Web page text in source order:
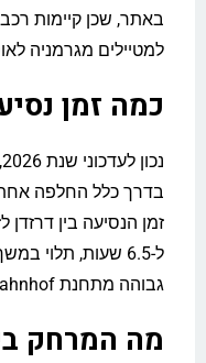
למטיילים מגרמניה
כמה זמן
בדרך כלל החלפה אחת
ל-6.5 שעות, תלוי
גבוהה מתחנת Dresden Hauptbahnhof לאורך כל שעות היום.
מה המרחק